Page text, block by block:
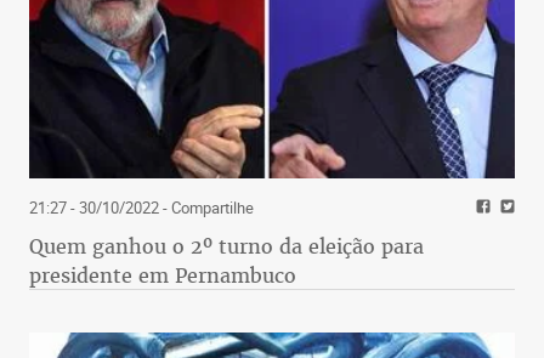
21:27 - 30/10/2022- Compartilhe
Quem ganhou o 2º turno da eleição para
presidente em Pernambuco